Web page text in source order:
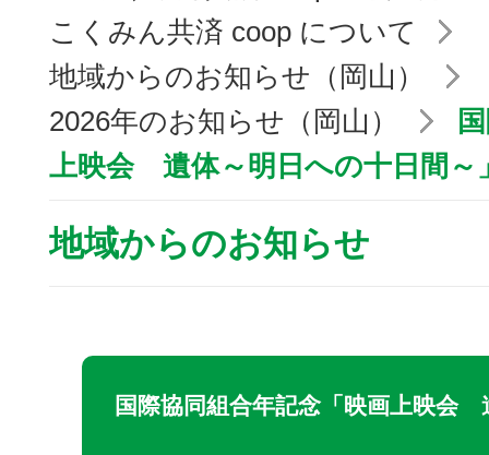
こくみん共済 coop について
地域からのお知らせ（岡山）
2026年のお知らせ（岡山）
上映会 遺体～明日への十日間～
地域からのお知らせ
国際協同組合年記念「映画上映会